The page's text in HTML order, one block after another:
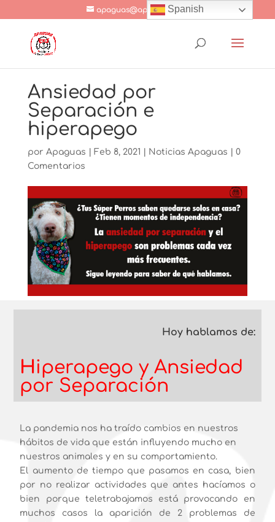
apaguas@apaguas.com
Ansiedad por
Separación e
hiperapego
por Apaguas Feb 8, 2021 Noticias Apaguas
0
Comentarios
Hoy hablamos de:
Hiperapego y Ansiedad
por Separación
La pandemia nos ha traído cambios en nuestros
hábitos de vida que están influyendo mucho en
nuestros animales y en su comportamiento.
El aumento de tiempo que pasamos en casa, bien
por no realizar actividades que antes hacíamos o
bien porque teletrabajamos está provocando en
muchos casos la aparición de 2 problemas de
Spanish